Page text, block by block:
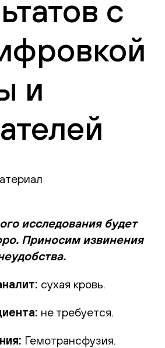
с
и
исследования будет
Приносим извинения
сухая кровь.
не требуется.
Гемотрансфузия.